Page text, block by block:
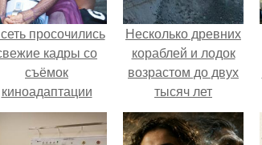
просочились
кадры со
съёмок
киноадаптации
и всё
внимание
Несколько древних
кораблей и лодок
возрастом до двух
тысяч лет
обнаружили в
марте 2020 года в